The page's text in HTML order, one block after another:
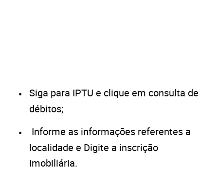
Siga para IPTU e clique em consulta de
débitos;
Informe as informações referentes a
localidade e Digite a inscrição
imobiliária.